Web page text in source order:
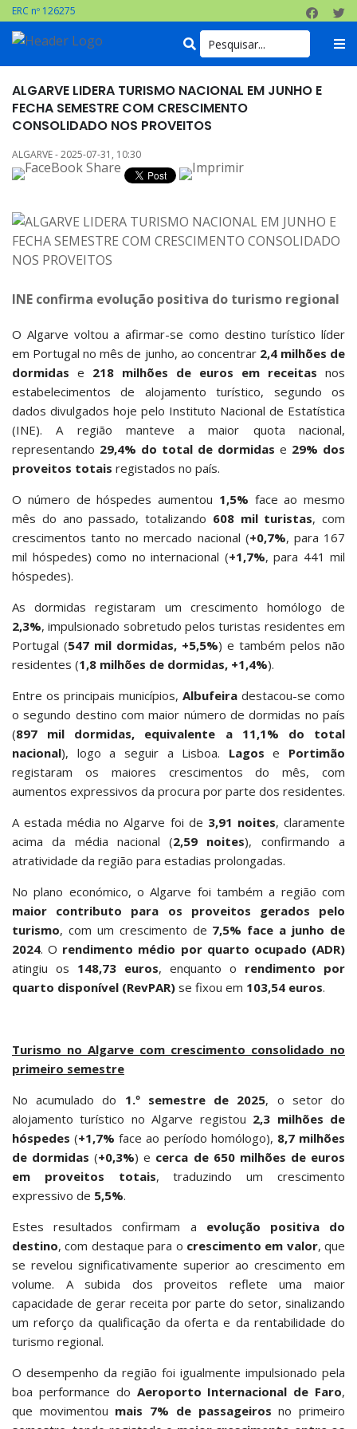
ERC nº 126275
ALGARVE LIDERA TURISMO NACIONAL EM JUNHO E
FECHA SEMESTRE COM CRESCIMENTO
CONSOLIDADO NOS PROVEITOS
ALGARVE - 2025-07-31, 10:30
INE confirma evolução positiva do turismo regional
O Algarve voltou a afirmar-se como destino turístico líder
em Portugal no mês de junho, ao concentrar 2,4 milhões de
dormidas e 218 milhões de euros em receitas nos
estabelecimentos de alojamento turístico, segundo os
dados divulgados hoje pelo Instituto Nacional de Estatística
(INE). A região manteve a maior quota nacional,
representando 29,4% do total de dormidas e 29% dos
proveitos totais registados no país.
O número de hóspedes aumentou 1,5% face ao mesmo
mês do ano passado, totalizando 608 mil turistas, com
crescimentos tanto no mercado nacional (+0,7%, para 167
mil hóspedes) como no internacional (+1,7%, para 441 mil
hóspedes).
As dormidas registaram um crescimento homólogo de
2,3%, impulsionado sobretudo pelos turistas residentes em
Portugal (547 mil dormidas, +5,5%) e também pelos não
residentes (1,8 milhões de dormidas, +1,4%).
Entre os principais municípios, Albufeira destacou-se como
o segundo destino com maior número de dormidas no país
(897 mil dormidas, equivalente a 11,1% do total
nacional), logo a seguir a Lisboa. Lagos e Portimão
registaram os maiores crescimentos do mês, com
aumentos expressivos da procura por parte dos residentes.
A estada média no Algarve foi de 3,91 noites, claramente
acima da média nacional (2,59 noites), confirmando a
atratividade da região para estadias prolongadas.
No plano económico, o Algarve foi também a região com
maior contributo para os proveitos gerados pelo
turismo, com um crescimento de 7,5% face a junho de
2024. O rendimento médio por quarto ocupado (ADR)
atingiu os 148,73 euros, enquanto o rendimento por
quarto disponível (RevPAR) se fixou em 103,54 euros.
Turismo no Algarve com crescimento consolidado no
primeiro semestre
No acumulado do 1.º semestre de 2025, o setor do
alojamento turístico no Algarve registou 2,3 milhões de
hóspedes (+1,7% face ao período homólogo), 8,7 milhões
de dormidas (+0,3%) e cerca de 650 milhões de euros
em proveitos totais, traduzindo um crescimento
expressivo de 5,5%.
Estes resultados confirmam a evolução positiva do
destino, com destaque para o crescimento em valor, que
se revelou significativamente superior ao crescimento em
volume. A subida dos proveitos reflete uma maior
capacidade de gerar receita por parte do setor, sinalizando
um reforço da qualificação da oferta e da rentabilidade do
turismo regional.
O desempenho da região foi igualmente impulsionado pela
boa performance do Aeroporto Internacional de Faro,
que movimentou mais 7% de passageiros no primeiro